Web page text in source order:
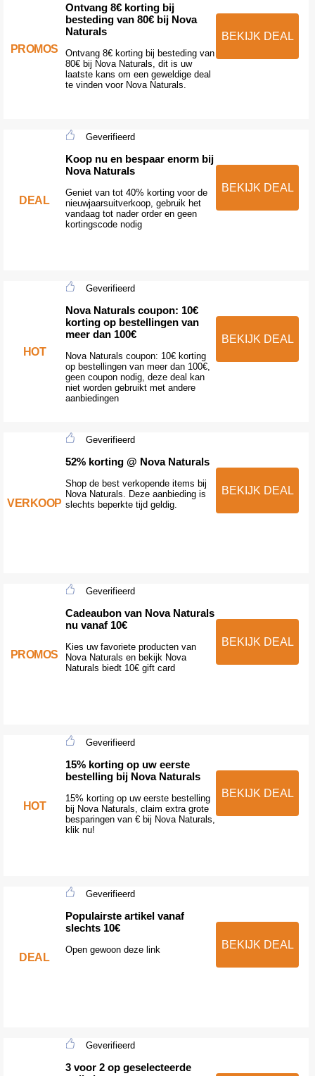
PROMOS
Ontvang 8€ korting bij
besteding van 80€ bij Nova
Naturals
Ontvang 8€ korting bij besteding van
80€ bij Nova Naturals, dit is uw
laatste kans om een geweldige deal
te vinden voor Nova Naturals.
BEKIJK DEAL
DEAL
Geverifieerd
Koop nu en bespaar enorm bij
Nova Naturals
Geniet van tot 40% korting voor de
nieuwjaarsuitverkoop, gebruik het
vandaag tot nader order en geen
kortingscode nodig
BEKIJK DEAL
HOT
Geverifieerd
Nova Naturals coupon: 10€
korting op bestellingen van
meer dan 100€
Nova Naturals coupon: 10€ korting
op bestellingen van meer dan 100€,
geen coupon nodig, deze deal kan
niet worden gebruikt met andere
aanbiedingen
BEKIJK DEAL
VERKOOP
Geverifieerd
52% korting @ Nova Naturals
Shop de best verkopende items bij
Nova Naturals. Deze aanbieding is
slechts beperkte tijd geldig.
BEKIJK DEAL
PROMOS
Geverifieerd
Cadeaubon van Nova Naturals
nu vanaf 10€
Kies uw favoriete producten van
Nova Naturals en bekijk Nova
Naturals biedt 10€ gift card
BEKIJK DEAL
HOT
Geverifieerd
15% korting op uw eerste
bestelling bij Nova Naturals
15% korting op uw eerste bestelling
bij Nova Naturals, claim extra grote
besparingen van € bij Nova Naturals,
klik nu!
BEKIJK DEAL
DEAL
Geverifieerd
Populairste artikel vanaf
slechts 10€
Open gewoon deze link BEKIJK DEAL
Geverifieerd
3 voor 2 op geselecteerde